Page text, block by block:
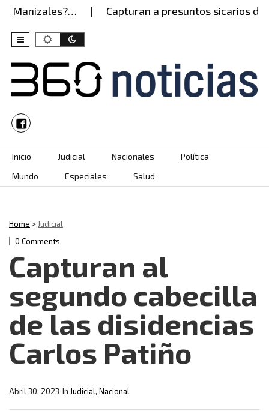
Capturan a presuntos sicarios del
Skip to content
Inicio Judicial Nacionales
Política
Mundo
Especiales Salud
Home >Judicial
0 Comments
Capturan al
segundo cabecilla
de las disidencias
Carlos Patiño
In Judicial, Nacional
Abril 30, 2023